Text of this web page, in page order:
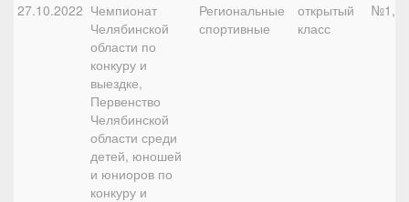
27.10.2022 Чемпионат
Челябинской
области по
конкуру и
выездке,
Первенство
Челябинской
области среди
детей, юношей
и юниоров по
конкуру и
Региональные
спортивные
открытый
класс
№1,